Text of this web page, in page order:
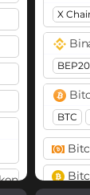
(BAT)
X
BEP20
BTC